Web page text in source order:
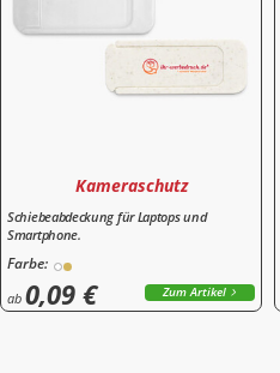
Kameraschutz
Schiebeabdeckung für Laptops und
Smartphone.
Farbe:
ab 0,09 € Zum Artikel